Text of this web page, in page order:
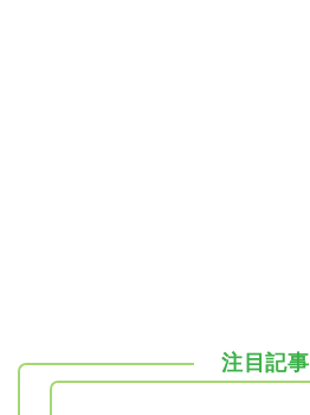
注目記事